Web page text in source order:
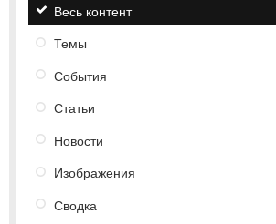
Весь контент
Темы
События
Статьи
Новости
Изображения
Сводка